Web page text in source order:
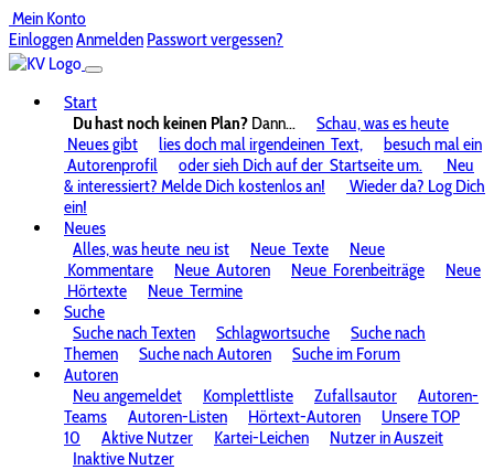
Mein Konto
EinloggenAnmelden Passwort vergessen?
Start
Du hast noch keinen Plan? Dann...
Schau, was es heute
Neues gibt
lies doch mal irgendeinen Text,
besuch mal ein
Autorenprofil
oder sieh Dich auf der Startseite um.
Neu
& interessiert? Melde Dich kostenlos an!
Wieder da? Log Dich
ein!
Neues
Alles, was heute neu ist Neue Texte
Neue
Kommentare
Neue Autoren Neue Forenbeiträge
Neue
Hörtexte
Neue Termine
Suche
Suche nach Texten
Schlagwortsuche
Suche nach
Themen
Suche nach Autoren
Suche im Forum
Autoren
Neu angemeldet
Komplettliste Zufallsautor
Autoren-
Teams
Autoren-Listen Hörtext-Autoren
Unsere TOP
10
Aktive Nutzer Kartei-Leichen
Nutzer in Auszeit
Inaktive Nutzer